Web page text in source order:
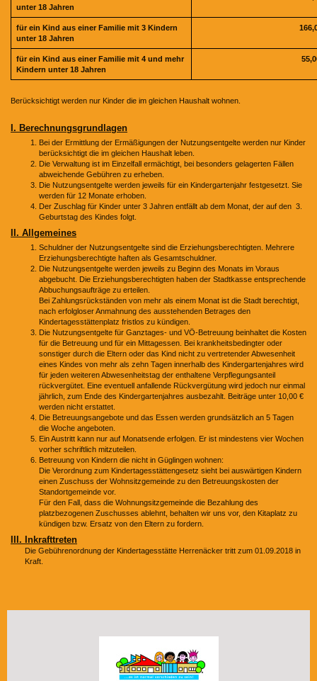
unter 18 Jahren
für ein Kind aus einer Familie mit 3 Kindern
unter 18 Jahren
für ein Kind aus einer Familie mit 4 und mehr
Kindern unter 18 Jahren
Berücksichtigt werden nur Kinder die im gleichen Haushalt wohnen.
I. Berechnungsgrundlagen
Bei der Ermittlung der Ermäßigungen der Nutzungsentgelte werden nur Kinder
berücksichtigt die im gleichen Haushalt leben.
Die Verwaltung ist im Einzelfall ermächtigt, bei besonders gelagerten Fällen
abweichende Gebühren zu erheben.
Die Nutzungsentgelte werden jeweils für ein Kindergartenjahr festgesetzt. Sie
werden für 12 Monate erhoben.
Der Zuschlag für Kinder unter 3 Jahren entfällt ab dem Monat, der auf den 3.
Geburtstag des Kindes folgt.
II. Allgemeines
Schuldner der Nutzungsentgelte sind die Erziehungsberechtigten. Mehrere
Erziehungsberechtigte haften als Gesamtschuldner.
Die Nutzungsentgelte werden jeweils zu Beginn des Monats im Voraus
abgebucht. Die Erziehungsberechtigten haben der Stadtkasse entsprechende
Abbuchungsaufträge zu erteilen.
Bei Zahlungsrückständen von mehr als einem Monat ist die Stadt berechtigt,
nach erfolgloser Anmahnung des ausstehenden Betrages den
Kindertagesstättenplatz fristlos zu kündigen.
Die Nutzungsentgelte für Ganztages- und VÖ-Betreuung beinhaltet die Kosten
für die Betreuung und für ein Mittagessen. Bei krankheitsbedingter oder
sonstiger durch die Eltern oder das Kind nicht zu vertretender Abwesenheit
eines Kindes von mehr als zehn Tagen innerhalb des Kindergartenjahres wird
für jeden weiteren Abwesenheitstag der enthaltene Verpflegungsanteil
rückvergütet. Eine eventuell anfallende Rückvergütung wird jedoch nur einmal
jährlich, zum Ende des Kindergartenjahres ausbezahlt. Beiträge unter 10,00 €
werden nicht erstattet.
Die Betreuungsangebote und das Essen werden grundsätzlich an 5 Tagen
die Woche angeboten.
Ein Austritt kann nur auf Monatsende erfolgen. Er ist mindestens vier Wochen
vorher schriftlich mitzuteilen.
Betreuung von Kindern die nicht in Güglingen wohnen:
Die Verordnung zum Kindertagesstättengesetz sieht bei auswärtigen Kindern
einen Zuschuss der Wohnsitzgemeinde zu den Betreuungskosten der
Standortgemeinde vor.
Für den Fall, dass die Wohnungsitzgemeinde die Bezahlung des
platzbezogenen Zuschusses ablehnt, behalten wir uns vor, den Kitaplatz zu
kündigen bzw. Ersatz von den Eltern zu fordern.
III. Inkrafttreten
Die Gebührenordnung der Kindertagesstätte Herrenäcker tritt zum 01.09.2018 in
Kraft.